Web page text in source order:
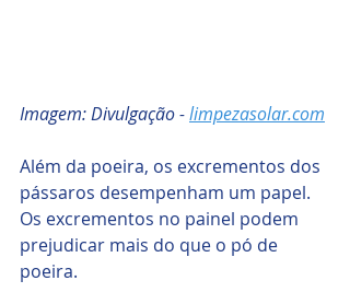
Imagem: Divulgação - limpezasolar.com
Além da poeira, os excrementos dos
pássaros desempenham um papel.
Os excrementos no painel podem
prejudicar mais do que o pó de
poeira.